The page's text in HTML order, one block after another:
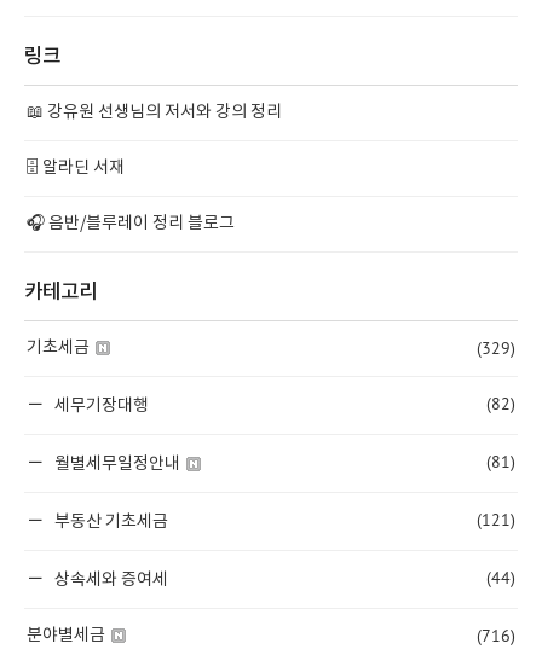
링크
📖 강유원 선생님의 저서와 강의 정리
🗄️ 알라딘 서재
🎧 음반/블루레이 정리 블로그
카테고리
기초세금 (329)
세무기장대행 (82)
월별세무일정안내 (81)
부동산 기초세금 (121)
상속세와 증여세 (44)
분야별세금 (716)